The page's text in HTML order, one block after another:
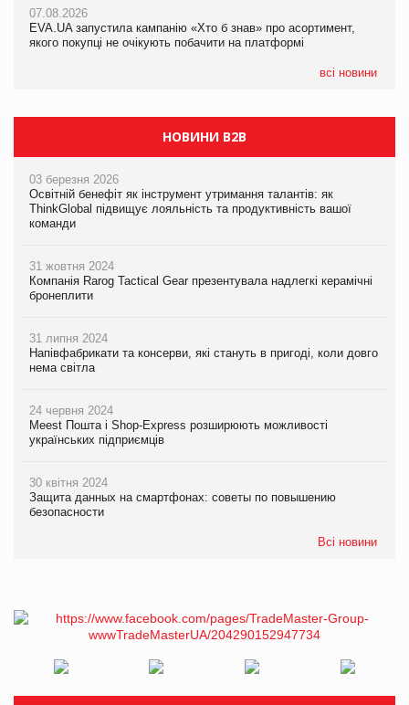
07.08.2026
EVA.UA запустила кампанію «Хто б знав» про асортимент,
якого покупці не очікують побачити на платформі
всі новини
05.08.2026
Мережа супермаркетів VARUS купує мережу магазинів
НОВИНИ B2B
03 березня 2026
Освітній бенефіт як інструмент утримання талантів: як
ThinkGlobal підвищує лояльність та продуктивність вашої
команди
31 жовтня 2024
Компанія Rarog Tactical Gear презентувала надлегкі керамічні
бронеплити
31 липня 2024
Напівфабрикати та консерви, які стануть в пригоді, коли довго
нема світла
24 червня 2024
Meest Пошта і Shop-Express розширюють можливості
українських підприємців
30 квітня 2024
Защита данных на смартфонах: советы по повышению
безопасности
Всі новини